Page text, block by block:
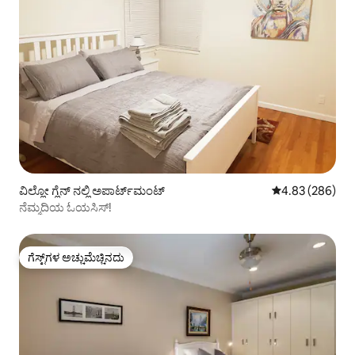
ವಿಲ್ಲೋ ಗ್ಲೆನ್ ನಲ್ಲಿ ಅಪಾರ್ಟ್‌ಮಂಟ್ 5 ರಲ್ಲಿ 4.83
4.83 (286)
ನೆಮ್ಮದಿಯ ಓಯಸಿಸ್!
ಗೆಸ್ಟ್‌ಗಳ ಅಚ್ಚುಮೆಚ್ಚಿನದು
ಗೆಸ್ಟ್‌ಗಳ ಅಚ್ಚುಮೆಚ್ಚಿನದು